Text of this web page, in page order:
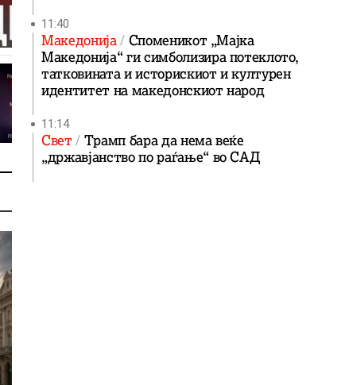
11:40
Македонија Споменикот „Мајка
Македонија“ ги симболизира потеклото,
татковината и историскиот и културен
идентитет на македонскиот народ
11:14
Свет Трамп бара да нема веќе
„државјанство по раѓање“ во САД